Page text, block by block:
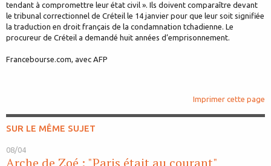
tendant à compromettre leur état civil ». Ils doivent comparaître devant
le tribunal correctionnel de Créteil le 14 janvier pour que leur soit signifiée
la traduction en droit français de la condamnation tchadienne. Le
procureur de Créteil a demandé huit années d’emprisonnement.
Francebourse.com, avec AFP
Imprimer cette page
SUR LE MÊME SUJET
08/04
Arche de Zoé : "Paris était au courant"